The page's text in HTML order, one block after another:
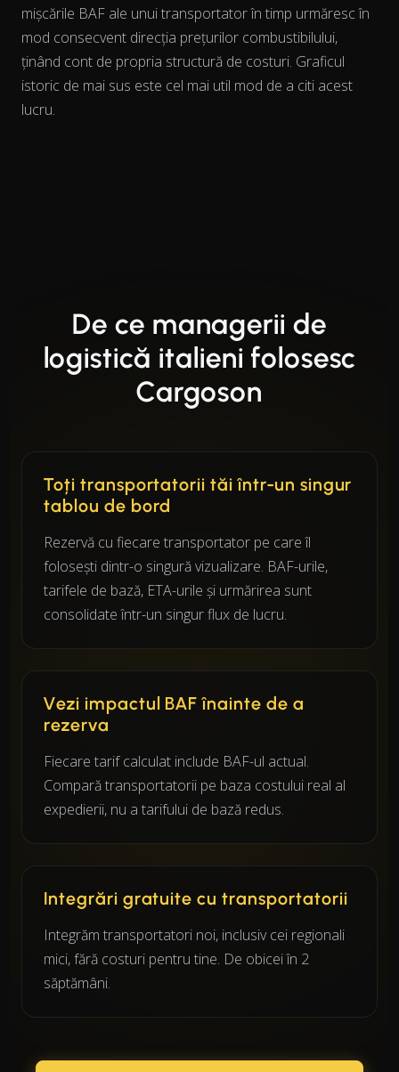
mișcările BAF ale unui transportatorîn timp urmăresc în
mod consecvent direcția prețurilor combustibilului,
ținând cont de propria structură de costuri. Graficul
istoric de mai sus este cel mai util mod de a citi acest
lucru.
De ce managerii de
logistică italieni folosesc
Cargoson
Toți transportatorii tăi într-un singur
tablou de bord
Rezervă cu fiecare transportator pe care îl
folosești dintr-o singură vizualizare. BAF-urile,
tarifele de bază, ETA-urile și urmărirea sunt
consolidate într-un singur flux de lucru.
Vezi impactul BAF înainte de a
rezerva
Fiecare tarif calculat include BAF-ul actual.
Compară transportatorii pe baza costului real al
expedierii, nu a tarifului de bază redus.
Integrări gratuite cu transportatorii
Integrăm transportatori noi, inclusiv cei regionali
mici, fără costuri pentru tine. De obicei în 2
săptămâni.